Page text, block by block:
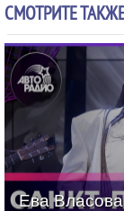
СМОТРИТЕ
Ева